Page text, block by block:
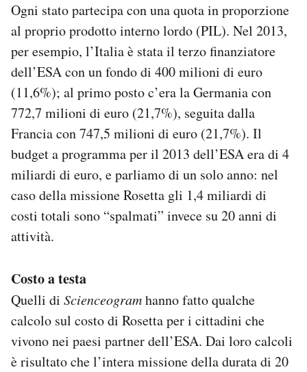
Ogni stato partecipa con una quota in proporzione
al proprio prodotto interno lordo (PIL). Nel 2013,
per esempio, l’Italia è stata il terzo finanziatore
dell’ESA con un fondo di 400 milioni di euro
(11,6%); al primo posto c’era la Germania con
772,7 milioni di euro (21,7%), seguita dalla
Francia con 747,5 milioni di euro (21,7%). Il
budget a programma per il 2013 dell’ESA era di 4
miliardi di euro, e parliamo di un solo anno: nel
caso della missione Rosetta gli 1,4 miliardi di
costi totali sono “spalmati” invece su 20 anni di
attività.
Costo a testa
Quelli di Scienceogramhanno fatto qualche
calcolo sul costo di Rosetta per i cittadini che
vivono nei paesi partner dell’ESA. Dai loro calcoli
è risultato che l’intera missione della durata di 20